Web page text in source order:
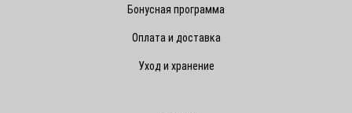
Бонусная программа
Оплата и доставка
Уход и хранение